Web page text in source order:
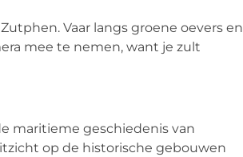
Vaar langs groene oevers en
mee te nemen, want je zult
maritieme geschiedenis van
op de historische gebouwen